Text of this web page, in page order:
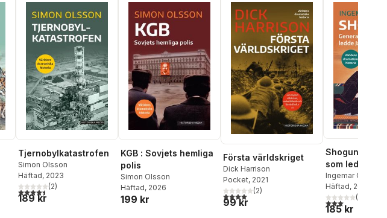
Tjernobylkatastrofen
Simon Olsson
Häftad, 2023
4,5utav 5 stjärnor. Totalt antal röster:
(2)
189 kr
KGB : Sovjets hemliga
polis
Simon Olsson
Häftad, 2026
199 kr
Första världskriget
Dick Harrison
Pocket, 2021
4,0utav 5 stjärnor. Totalt antal röster:
(2)
99 kr
Shogun :
som ledde
Ingemar
Häftad, 2025
3,0utav 5(
185 kr